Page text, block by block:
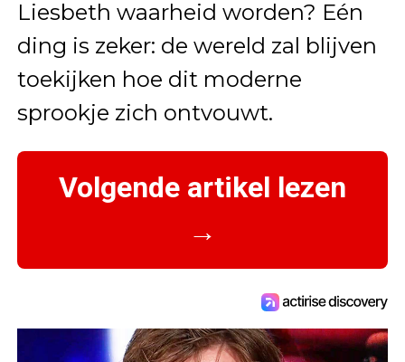
Liesbeth waarheid worden? Eén
ding is zeker: de wereld zal blijven
toekijken hoe dit moderne
sprookje zich ontvouwt.
Volgende artikel lezen
→